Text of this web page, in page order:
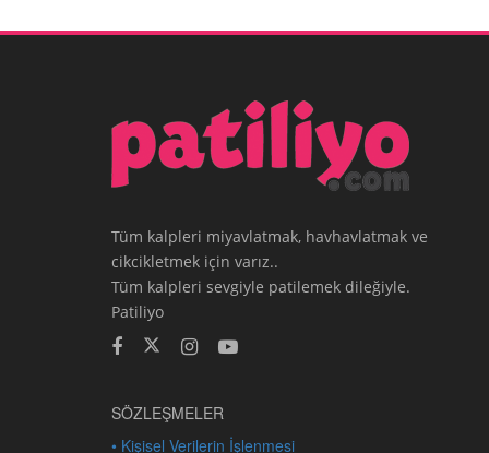
Tüm kalpleri miyavlatmak, havhavlatmak ve
cikcikletmek için varız..
Tüm kalpleri sevgiyle patilemek dileğiyle.
Patiliyo
SÖZLEŞMELER
• Kişisel Verilerin İşlenmesi